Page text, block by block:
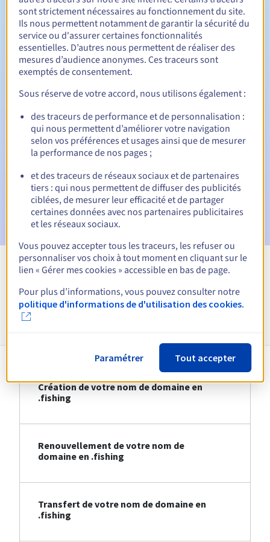
Durée de renouvellement Entre 1 et 10 ans
Période de rédemption
E-mails d'avertissement :60, 30, 15, 7 et 3 jours avant la
date d'échéance
suspension du nom de domaine
E-mail après la période de grâce de rédemptionpour
notification de la suppression du nom de domaine
Voir toutes les extensions
Informations sur le .fishing
Création de votre nom de domaine en
.fishing
Renouvellement de votre nom de
domaine en .fishing
Transfert de votre nom de domaine en
.fishing
sont strictement nécessaires au fonctionnement du site.
Ils nous permettent notamment de garantir la sécurité du
service ou d'assurer certaines fonctionnalités
essentielles. D’autres nous permettent de réaliser des
mesures d’audience anonymes. Ces traceurs sont
exemptés de consentement.
Sous réserve de votre accord, nous utilisons également :
des traceurs de performance et de personnalisation :
qui nous permettent d’améliorer votre navigation
selon vos préférences et usages ainsi que de mesurer
la performance de nos pages ;
et des traceurs de réseaux sociaux et de partenaires
tiers : qui nous permettent de diffuser des publicités
ciblées, de mesurer leur efficacité et de partager
certaines données avec nos partenaires publicitaires
et les réseaux sociaux.
Vous pouvez accepter tous les traceurs, les refuser ou
personnaliser vos choix à tout moment en cliquant sur le
lien « Gérer mes cookies » accessible en bas de page.
Pour plus d’informations, vous pouvez consulter notre
politique d'informations de d'utilisation des cookies.
Paramétrer Tout accepter